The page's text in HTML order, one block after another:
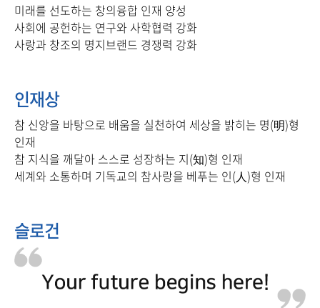
미래를 선도하는 창의융합 인재 양성
사회에 공헌하는 연구와 사학협력 강화
사랑과 창조의 명지브랜드 경쟁력 강화
인재상
참 신앙을 바탕으로 배움을 실천하여 세상을 밝히는 명(明)형
인재
참 지식을 깨달아 스스로 성장하는 지(知)형 인재
세계와 소통하며 기독교의 참사랑을 베푸는 인(人)형 인재
슬로건